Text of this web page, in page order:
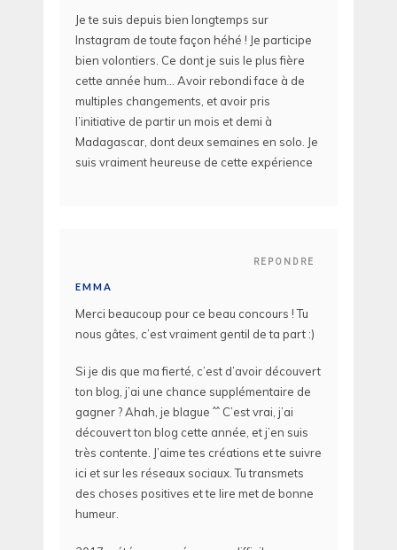
Je te suis depuis bien longtemps sur
Instagram de toute façon héhé ! Je participe
bien volontiers. Ce dont je suis le plus fière
cette année hum… Avoir rebondi face à de
multiples changements, et avoir pris
l’initiative de partir un mois et demi à
Madagascar, dont deux semaines en solo. Je
suis vraiment heureuse de cette expérience
REPONDRE
EMMA
Merci beaucoup pour ce beau concours ! Tu
nous gâtes, c’est vraiment gentil de ta part :)
Si je dis que ma fierté, c’est d’avoir découvert
ton blog, j’ai une chance supplémentaire de
gagner ? Ahah, je blague ˆˆ C’est vrai, j’ai
découvert ton blog cette année, et j’en suis
très contente. J’aime tes créations et te suivre
ici et sur les réseaux sociaux. Tu transmets
des choses positives et te lire met de bonne
humeur.